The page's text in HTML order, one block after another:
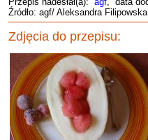
Źródło: agf/ Aleksandra Filipowska
Zdjęcia do przepisu: